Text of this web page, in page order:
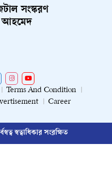
সংস্করণ
আহমেদ
Terms And Condition
Career
স্বত্বাধিকার সংরক্ষিত